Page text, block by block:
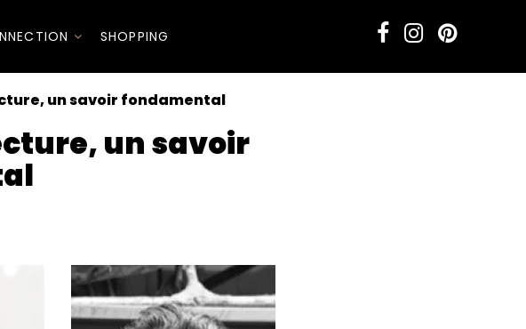
SHOPPING
un savoir fondamental
un savoir